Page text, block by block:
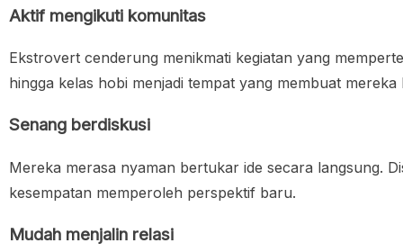
Aktif mengikuti komunitas
Ekstrovert cenderung menikmati kegiatan yang
hingga kelas hobi menjadi tempat yang membuat mereka
Senang berdiskusi
Mereka merasa nyaman bertukar ide secara langsung.
kesempatan memperoleh perspektif baru.
Mudah menjalin relasi